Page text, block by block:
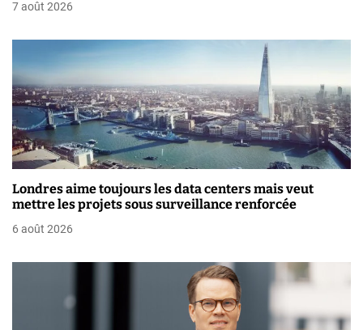
’
a
r
t
i
c
l
7 août 2026
Londres aime toujours les data centers mais veut
mettre les projets sous surveillance renforcée
6 août 2026